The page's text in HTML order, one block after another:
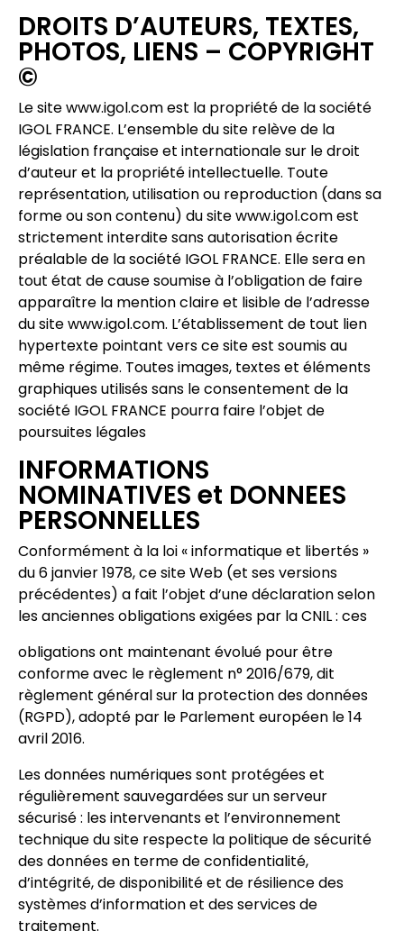
DROITS D’AUTEURS, TEXTES,
PHOTOS, LIENS – COPYRIGHT
©
Le site www.igol.com est la propriété de la société
IGOL FRANCE. L’ensemble du site relève de la
législation française et internationale sur le droit
d’auteur et la propriété intellectuelle. Toute
représentation, utilisation ou reproduction (dans sa
forme ou son contenu) du site www.igol.com est
strictement interdite sans autorisation écrite
préalable de la société IGOL FRANCE. Elle sera en
tout état de cause soumise à l’obligation de faire
apparaître la mention claire et lisible de l’adresse
du site www.igol.com. L’établissement de tout lien
hypertexte pointant vers ce site est soumis au
même régime. Toutes images, textes et éléments
graphiques utilisés sans le consentement de la
société IGOL FRANCE pourra faire l’objet de
poursuites légales
INFORMATIONS
NOMINATIVES et DONNEES
PERSONNELLES
Conformément à la loi « informatique et libertés »
du 6 janvier 1978, ce site Web (et ses versions
précédentes) a fait l’objet d’une déclaration selon
les anciennes obligations exigées par la CNIL : ces
obligations ont maintenant évolué pour être
conforme avec le règlement n° 2016/679, dit
règlement général sur la protection des données
(RGPD), adopté par le Parlement européen le 14
avril 2016.
Les données numériques sont protégées et
régulièrement sauvegardées sur un serveur
sécurisé : les intervenants et l’environnement
technique du site respecte la politique de sécurité
des données en terme de confidentialité,
d’intégrité, de disponibilité et de résilience des
systèmes d’information et des services de
traitement.